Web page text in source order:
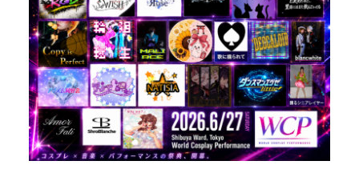
ショッカー
スタジオ
LABO
メディア